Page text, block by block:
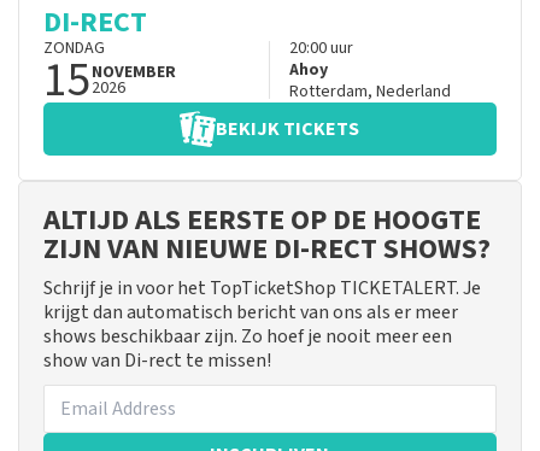
DI-RECT
ZONDAG
15NOVEMBER
2026
20:00uur
Ahoy
Rotterdam, Nederland
BEKIJK TICKETS
ALTIJD ALS EERSTE OP DE HOOGTE
ZIJN VAN NIEUWE DI-RECT SHOWS?
Schrijf je in voor het TopTicketShop TICKETALERT. Je
krijgt dan automatisch bericht van ons als er meer
shows beschikbaar zijn. Zo hoef je nooit meer een
show van Di-rect te missen!